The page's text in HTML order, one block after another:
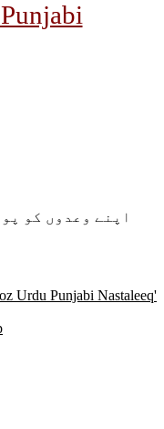
Urdu Punjabi Nastaleeq'